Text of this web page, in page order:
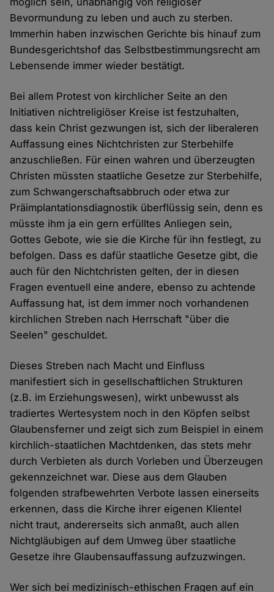
Bevormundung zu leben und auch zu sterben.
Immerhin haben inzwischen Gerichte bis hinauf zum
Bundesgerichtshof das Selbstbestimmungsrecht am
Lebensende immer wieder bestätigt.
Bei allem Protest von kirchlicher Seite an den
Initiativen nichtreligiöser Kreise ist festzuhalten,
dass kein Christ gezwungen ist, sich der liberaleren
Auffassung eines Nichtchristen zur Sterbehilfe
anzuschließen. Für einen wahren und überzeugten
Christen müssten staatliche Gesetze zur Sterbehilfe,
zum Schwangerschaftsabbruch oder etwa zur
Präimplantationsdiagnostik überflüssig sein, denn es
müsste ihm ja ein gern erfülltes Anliegen sein,
Gottes Gebote, wie sie die Kirche für ihn festlegt, zu
befolgen. Dass es dafür staatliche Gesetze gibt, die
auch für den Nichtchristen gelten, der in diesen
Fragen eventuell eine andere, ebenso zu achtende
Auffassung hat, ist dem immer noch vorhandenen
kirchlichen Streben nach Herrschaft "über die
Seelen" geschuldet.
Dieses Streben nach Macht und Einfluss
manifestiert sich in gesellschaftlichen Strukturen
(z.B. im Erziehungswesen), wirkt unbewusst als
tradiertes Wertesystem noch in den Köpfen selbst
Glaubensferner und zeigt sich zum Beispiel in einem
kirchlich-staatlichen Machtdenken, das stets mehr
durch Verbieten als durch Vorleben und Überzeugen
gekennzeichnet war. Diese aus dem Glauben
folgenden strafbewehrten Verbote lassen einerseits
erkennen, dass die Kirche ihrer eigenen Klientel
nicht traut, andererseits sich anmaßt, auch allen
Nichtgläubigen auf dem Umweg über staatliche
Gesetze ihre Glaubensauffassung aufzuzwingen.
Wer sich bei medizinisch-ethischen Fragen auf ein